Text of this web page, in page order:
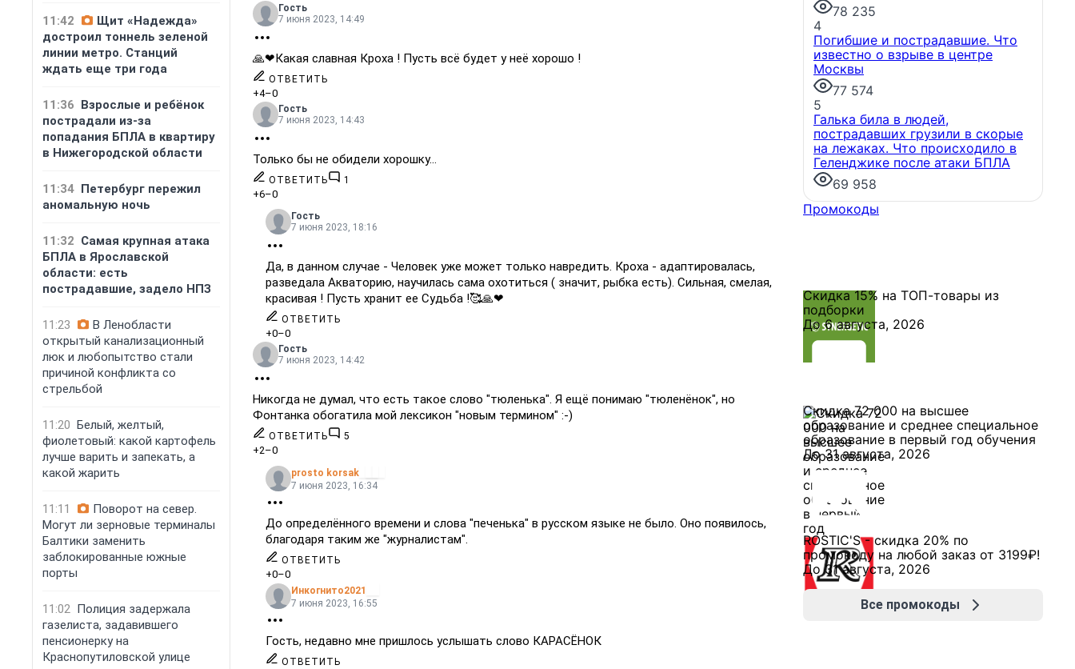
11:42
Щит «Надежда»
достроил тоннель зеленой
линии метро. Станций
ждать еще три года
11:36 Взрослые и ребёнок
пострадали из-за
попадания БПЛА в квартиру
в Нижегородской области
11:34 Петербург пережил
аномальную ночь
11:32 Самая крупная атака
БПЛА в Ярославской
области: есть
пострадавшие, задело НПЗ
11:23
В Ленобласти
открытый канализационный
люк и любопытство стали
причиной конфликта со
стрельбой
11:20 Белый, желтый,
фиолетовый: какой картофель
лучше варить и запекать, а
какой жарить
11:11
Поворот на север.
Могут ли зерновые терминалы
Балтики заменить
заблокированные южные
порты
11:02 Полиция задержала
газелиста, задавившего
пенсионерку на
Краснопутиловской улице
Гость
7 июня 2023, 14:49
🙏❤Какая славная Кроха ! Пусть всё будет у неё хорошо !
ОТВЕТИТЬ
+4–0
Гость
7 июня 2023, 14:43
Только бы не обидели хорошку...
ОТВЕТИТЬ 1
+6–0
Гость
7 июня 2023, 18:16
Да, в данном случае - Человек уже может только навредить. Кроха - адаптировалась,
разведала Акваторию, научилась сама охотиться ( значит, рыбка есть). Сильная, смелая,
красивая ! Пусть хранит ее Судьба !🥰🙏❤
ОТВЕТИТЬ
+0–0
Гость
7 июня 2023, 14:42
Никогда не думал, что есть такое слово "тюленька". Я ещё понимаю "тюленёнок", но
Фонтанка обогатила мой лексикон "новым термином" :-)
ОТВЕТИТЬ 5
+2–0
prosto korsak
7 июня 2023, 16:34
До определённого времени и слова "печенька" в русском языке не было. Оно появилось,
благодаря таким же "журналистам".
ОТВЕТИТЬ
+0–0
Инкогнито2021
7 июня 2023, 16:55
Гость, недавно мне пришлось услышать слово КАРАСЁНОК
ОТВЕТИТЬ
Новости компаний
Банк Казани запустил
программу по приобретению
коммерческой недвижимости у
застройщикаПокупка
коммерческой недвижимости
финансовый инструмент,
доступный для многих
предпринимателей. Будь то
новый офис, склад, торговое
помещение или готовый
78 235
4
Погибшие и пострадавшие. Что
известно о взрыве в центре
Москвы
77 574
5
Галька била в людей,
пострадавших грузили в скорые
на лежаках. Что происходило в
Геленджике после атаки БПЛА
69 958
Промокоды
Скидка 15% на ТОП-товары из
подборки
До 6 августа, 2026
Скидка 72 000 на высшее
образование и среднее специальное
образование в первый год обучения
До 31 августа, 2026
ROSTIC'S - скидка 20% по
промокоду на любой заказ от 3199₽!
До 31 августа, 2026
Все промокоды